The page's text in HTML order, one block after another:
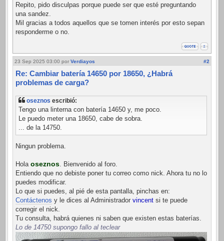
Repito, pido disculpas porque puede ser que esté preguntando
una sandez.
Mil gracias a todos aquellos que se tomen interés por esto sepan
responderme o no.
23 Sep 2025 03:00 por Verdiayos #2
Re: Cambiar batería 14650 por 18650, ¿Habrá
problemas de carga?
oseznos escribió:
Tengo una linterna con batería 14650 y, me poco.
Le puedo meter una 18650, cabe de sobra.
... de la 14750.
Ningun problema.
Hola oseznos. Bienvenido al foro.
Entiendo que no debiste poner tu correo como nick. Ahora tu no lo
puedes modificar.
Lo que si puedes, al pié de esta pantalla, pinchas en:
Contáctenos y le dices al Administrador vincent si te puede
corregir el nick.
Tu consulta, habrá quienes ni saben que existen estas baterías.
Lo de 14750 supongo fallo al teclear